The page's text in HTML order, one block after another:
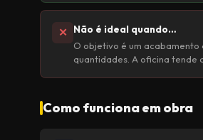
✕ Não é ideal quando…
O objetivo é um acabamento
quantidades. A oficina tende
Como funciona em obra